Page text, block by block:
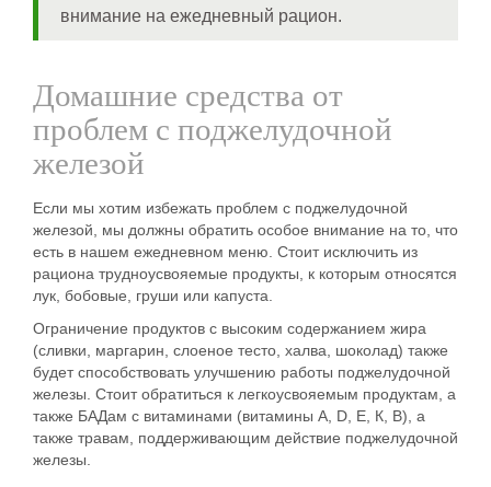
внимание на ежедневный рацион.
Домашние средства от
проблем с поджелудочной
железой
Если мы хотим избежать проблем с поджелудочной
железой, мы должны обратить особое внимание на то, что
есть в нашем ежедневном меню. Стоит исключить из
рациона трудноусвояемые продукты, к которым относятся
лук, бобовые, груши или капуста.
Ограничение продуктов с высоким содержанием жира
(сливки, маргарин, слоеное тесто, халва, шоколад) также
будет способствовать улучшению работы поджелудочной
железы. Стоит обратиться к легкоусвояемым продуктам, а
также БАДам с витаминами (витамины А, D, Е, К, В), а
также травам, поддерживающим действие поджелудочной
железы.